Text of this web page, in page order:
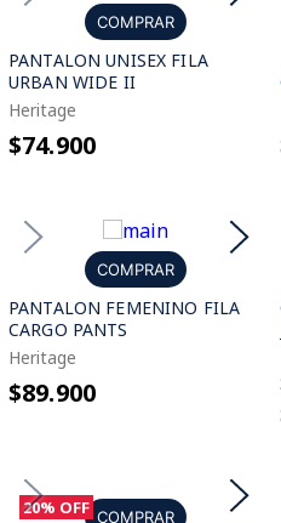
COMPRAR
PANTALON UNISEX FILA
URBAN WIDE II
Heritage
$74.900
COMPRAR
PANTALON FEMENINO FILA
CARGO PANTS
Heritage
$89.900
20% OFF COMPRAR